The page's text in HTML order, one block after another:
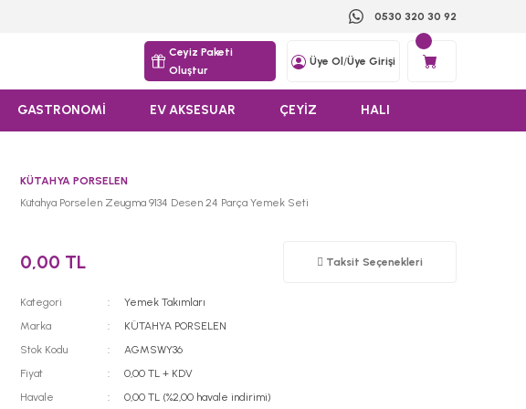
0530 320 30 92
Ceyiz Paketi
Oluştur
Üye Ol /Üye Girişi
GASTRONOMİ EV AKSESUAR ÇEYİZ HALI
KÜTAHYA PORSELEN
Kütahya Porselen Zeugma 9134 Desen 24 Parça Yemek Seti
0,00 TL Taksit Seçenekleri
Kategori
Yemek Takımları
Marka
KÜTAHYA PORSELEN
Stok Kodu
AGMSWY36
Fiyat
0,00 TL + KDV
Havale
0,00 TL (%2,00 havale indirimi)